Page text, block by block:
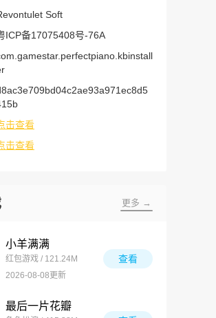
Soft
ICP备17075408号-76A
击查看
击查看
更多 →
小羊满满
红包游戏 / 121.24M
2026-08-08更新
查看
最后一片花瓣